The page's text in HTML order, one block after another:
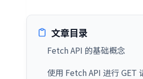
文章目录
Fetch API 的基础概念
使用 Fetch API 进行 GET